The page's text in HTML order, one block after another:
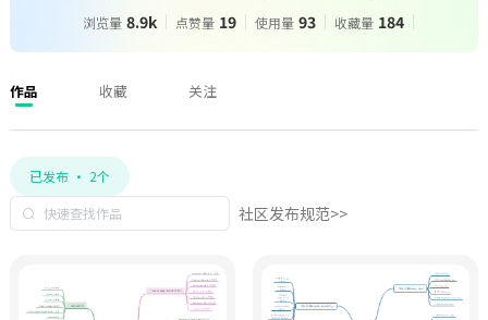
浏览量 8.9k 点赞量 19 使用量 93 收藏量 184
作品 收藏 关注
已发布 · 2个
社区发布规范>>